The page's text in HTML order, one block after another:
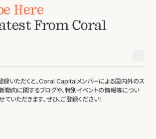
Here
From Coral
録いただくと、Coral Capitalメンバーによる国内外のス
動向に関するブログや、特別イベントの情報等につい
いただきます。ぜひ、ご登録ください！